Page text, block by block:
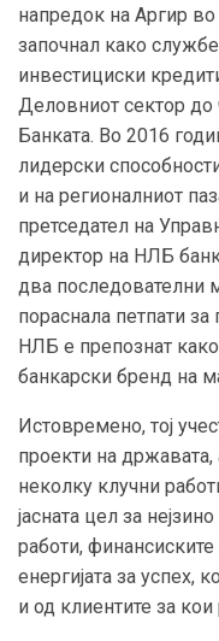
напредок на Аргир
започнал како
инвестициски
Деловниот сектор до
Банката. Во 2016
лидерски
и на регионалниот
претседател на
директор на НЛБ
два последователни
пораснала петпати
НЛБ е препознат како
банкарски бренд на
Истовремено, тој
проекти на
неколку клучни
јасната цел за
работи,
енергијата за успех,
и од клиентите за кои